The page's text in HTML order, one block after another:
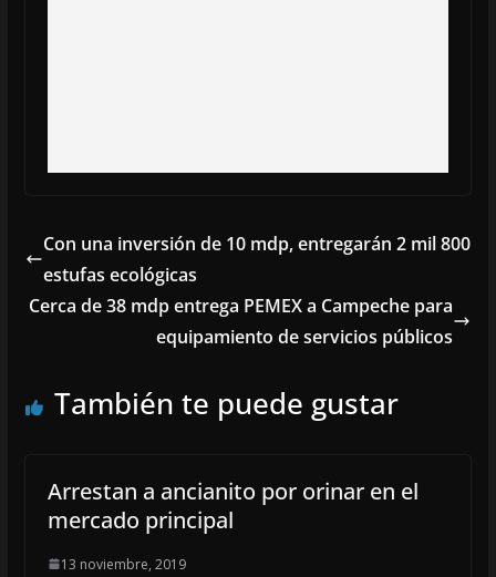
Con una inversión de 10 mdp, entregarán 2 mil 800
estufas ecológicas
Cerca de 38 mdp entrega PEMEX a Campeche para
equipamiento de servicios públicos
También te puede gustar
Arrestan a ancianito por orinar en el
mercado principal
13 noviembre, 2019